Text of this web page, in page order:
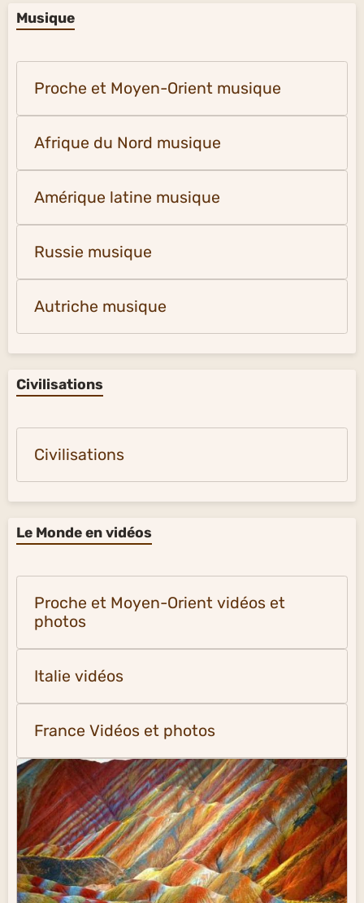
Musique
Proche et Moyen-Orient musique
Afrique du Nord musique
Amérique latine musique
Russie musique
Autriche musique
Civilisations
Civilisations
Le Monde en vidéos
Proche et Moyen-Orient vidéos et
photos
Italie vidéos
France Vidéos et photos